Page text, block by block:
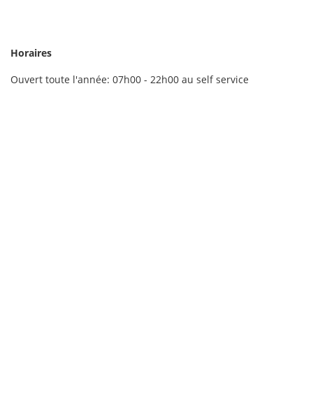
Horaires
Ouvert toute l'année: 07h00 - 22h00 au self service